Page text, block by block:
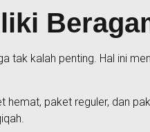
tak kalah penting. Hal ini
paket reguler, dan